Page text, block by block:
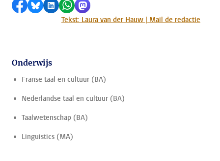
Delen op Facebook
Delen via Bluesky
Delen op LinkedIn
Delen via WhatsApp
Delen via Mastodon
Tekst: Laura van der Hauw | Mail de redactie
Onderwijs
Franse taal en cultuur (BA)
Nederlandse taal en cultuur (BA)
Taalwetenschap (BA)
Linguistics (MA)